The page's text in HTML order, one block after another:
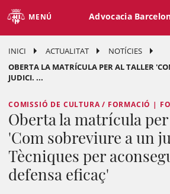
MENÚ Advocacia
INICI ACTUALITAT
NOTÍCIES
OBERTA LA MATRÍCULA PER AL TALLER
JUDICI. ...
COMISSIÓ DE CULTURA / FORMACIÓ |
Oberta la matrícula
'Com sobreviure a un
Tècniques per
defensa eficaç'